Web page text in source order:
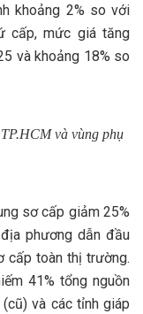
khoảng 2% so với
cấp, mức giá tăng
và khoảng 18% so
và vùng phụ
sơ cấp giảm 25%
phương dẫn đầu
cấp toàn thị trường.
41% tổng nguồn
và các tỉnh giáp